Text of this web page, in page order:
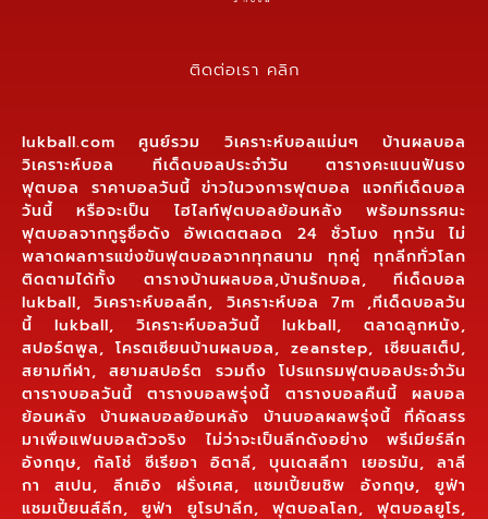
ติดต่อเรา คลิก
lukball.com ศูนย์รวม วิเคราะห์บอลแม่นๆ บ้านผลบอล
วิเคราะห์บอล ทีเด็ดบอลประจำวัน ตารางคะแนนฟันธง
ฟุตบอล ราคาบอลวันนี้ ข่าวในวงการฟุตบอล แจกทีเด็ดบอล
วันนี้ หรือจะเป็น ไฮไลท์ฟุตบอลย้อนหลัง พร้อมทรรศนะ
ฟุตบอลจากกูรูชื่อดัง อัพเดตตลอด 24 ชั่วโมง ทุกวัน ไม่
พลาดผลการแข่งขันฟุตบอลจากทุกสนาม ทุกคู่ ทุกลีกทั่วโลก
ติดตามได้ทั้ง ตารางบ้านผลบอล,บ้านรักบอล, ทีเด็ดบอล
lukball, วิเคราะห์บอลลีก, วิเคราะห์บอล 7m ,ทีเด็ดบอลวัน
นี้ lukball, วิเคราะห์บอลวันนี้ lukball, ตลาดลูกหนัง,
สปอร์ตพูล, โครตเซียนบ้านผลบอล, zeanstep, เซียนสเต็ป,
สยามกีฬา, สยามสปอร์ต รวมถึง โปรแกรมฟุตบอลประจำวัน
ตารางบอลวันนี้ ตารางบอลพรุ่งนี้ ตารางบอลคืนนี้ ผลบอล
ย้อนหลัง บ้านผลบอลย้อนหลัง บ้านบอลผลพรุ่งนี้ ที่คัดสรร
มาเพื่อแฟนบอลตัวจริง ไม่ว่าจะเป็นลีกดังอย่าง พรีเมียร์ลีก
อังกฤษ, กัลโช่ ซีเรียอา อิตาลี, บุนเดสลีกา เยอรมัน, ลาลี
กา สเปน, ลีกเอิง ฝรั่งเศส, แชมเปี้ยนชิพ อังกฤษ, ยูฟ่า
แชมเปี้ยนส์ลีก, ยูฟ่า ยูโรปาลีก, ฟุตบอลโลก, ฟุตบอลยูโร,